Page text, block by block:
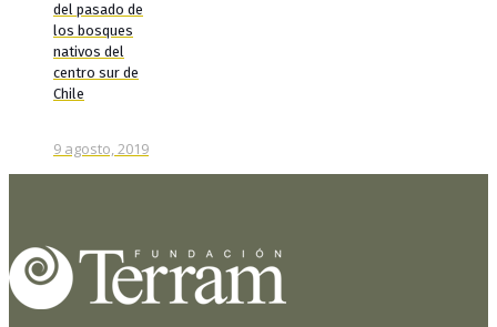
del pasado de
los bosques
nativos del
centro sur de
Chile
9 agosto, 2019